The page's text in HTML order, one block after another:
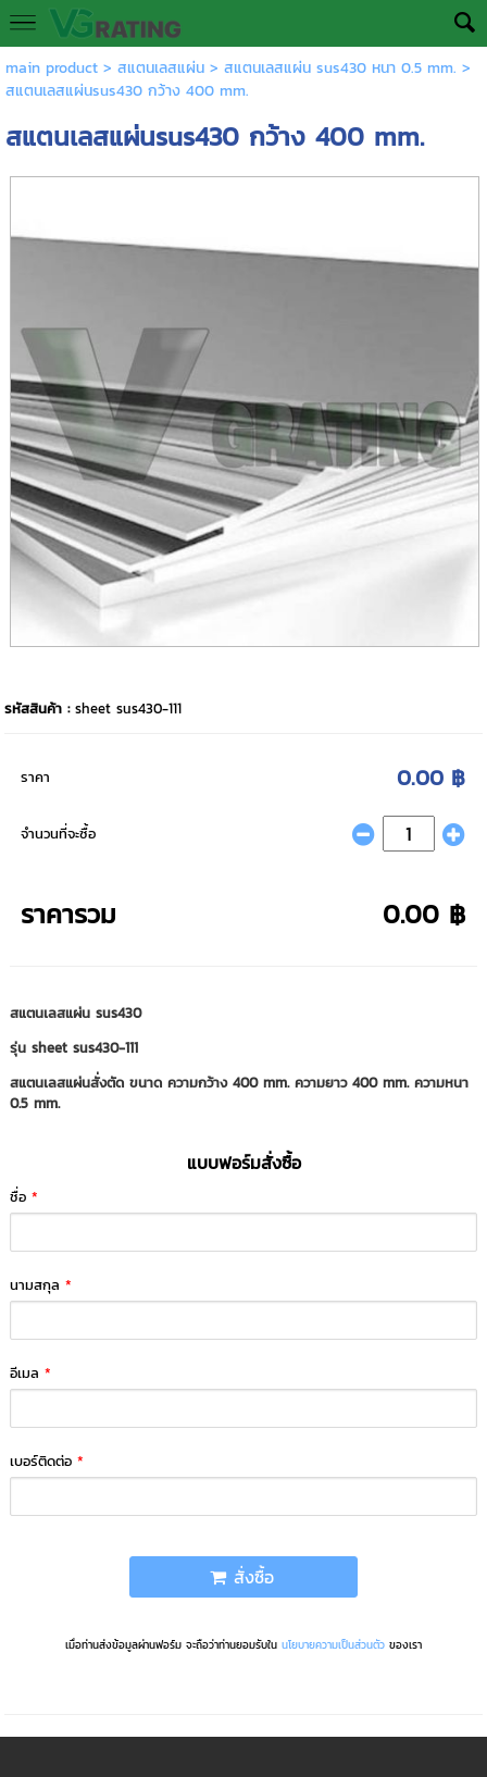
main product> สแตนเลสแผ่น> สแตนเลสแผ่น sus430 หนา 0.5 mm. >
สแตนเลสแผ่นsus430 กว้าง 400 mm.
สแตนเลสแผ่นsus430 กว้าง 400 mm.
รหัสสินค้า :sheet sus430-111
ราคา 0.00 ฿
จำนวนที่จะซื้อ
ราคารวม 0.00 ฿
สแตนเลสแผ่น sus430
รุ่น sheet sus430-111
สแตนเลสแผ่นสั่งตัด ขนาด ความกว้าง 400 mm. ความยาว 400 mm. ความหนา
0.5 mm.
แบบฟอร์มสั่งซื้อ
ชื่อ*
นามสกุล*
อีเมล*
เบอร์ติดต่อ*
สั่งซื้อ
เมื่อท่านส่งข้อมูลผ่านฟอร์ม จะถือว่าท่านยอมรับใน นโยบายความเป็นส่วนตัว ของเรา